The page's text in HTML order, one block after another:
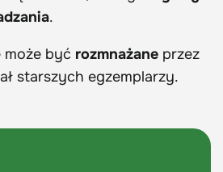
.
może być rozmnażane przez
starszych egzemplarzy.